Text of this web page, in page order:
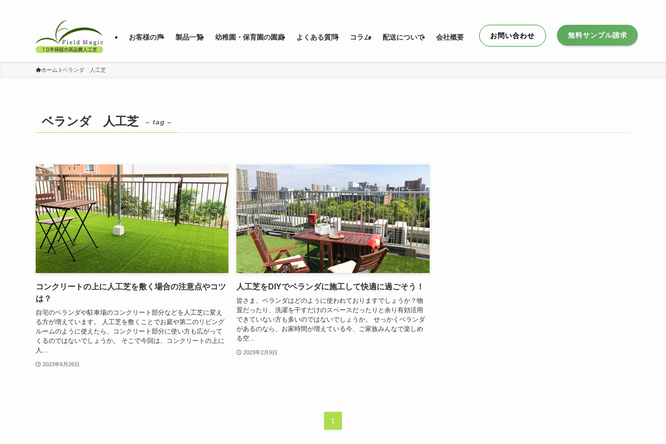
お客様の声 製品一覧 幼稚園・保育園の園庭 よくある質問 コラム 配送について 会社概要 お問い合わせ 無料サンプル請求
ホーム ベランダ 人工芝
ベランダ 人工芝 – tag –
コンクリートの上に人工芝を敷く場合の注意点やコツ
は？
自宅のベランダや駐車場のコンクリート部分などを人工芝に変え
る方が増えています。 人工芝を敷くことでお庭や第二のリビング
ルームのように使えたら、コンクリート部分に使い方も広がって
くるのではないでしょうか。 そこで今回は、コンクリートの上に
人...
2023年6月26日
人工芝をDIYでベランダに施工して快適に過ごそう！
皆さま、ベランダはどのように使われておりますでしょうか？物
置だったり、洗濯を干すだけのスペースだったりと余り有効活用
できていない方も多いのではないでしょうか。 せっかくベランダ
があるのなら、お家時間が増えている今、ご家族みんなで楽しめ
る空...
2023年2月9日
1